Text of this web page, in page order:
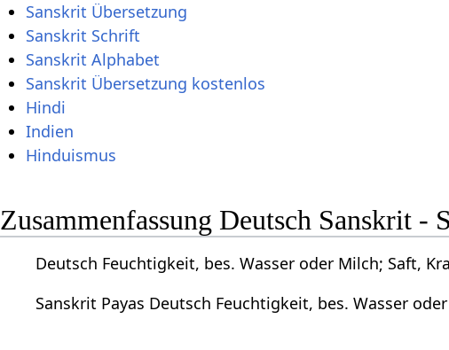
Sanskrit Übersetzung
Sanskrit Schrift
Sanskrit Alphabet
Sanskrit Übersetzung kostenlos
Hindi
Indien
Hinduismus
Zusammenfassung Deutsch Sanskrit -
Deutsch Feuchtigkeit, bes. Wasser oder Milch; Saft,
Sanskrit Payas Deutsch Feuchtigkeit, bes. Wasser